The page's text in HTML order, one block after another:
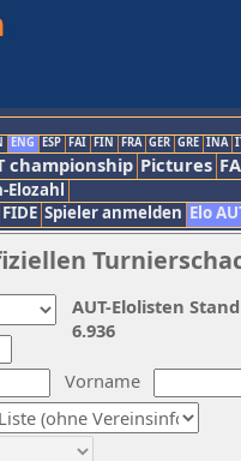
ENG ESP FAI FIN FRA GER GRE INA
championship Pictures
Elozahl
FIDE Spieler anmelden Elo
Vorname
AUT-Elolisten
6.936